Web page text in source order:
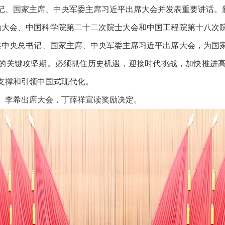
国家主席、中央军委主席习近平出席大会并发表重要讲话。
会、中国科学院第二十二次院士大会和中国工程院第十八次
央总书记、国家主席、中央军委主席习近平出席大会，为国
关键攻坚期。必须抓住历史机遇，迎接时代挑战，加快推进
和引领中国式现代化。
希出席大会，丁薛祥宣读奖励决定。